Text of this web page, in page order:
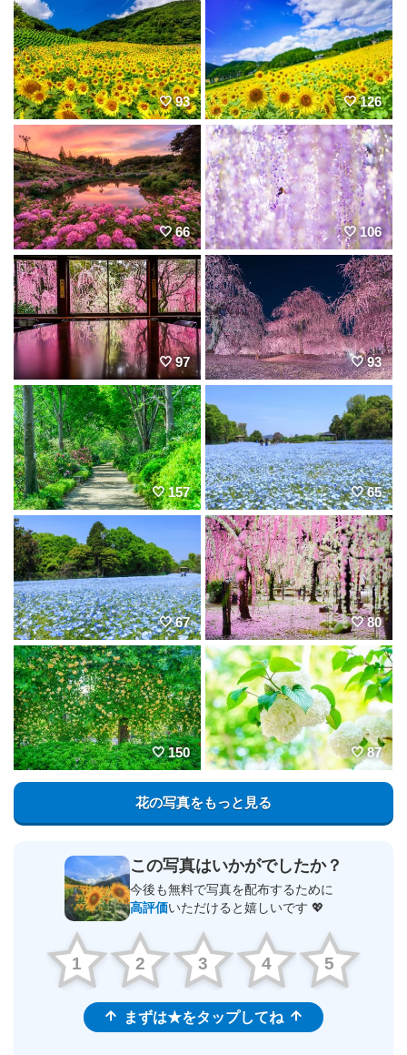
93 126
66 106
97 93
157 65
67 80
150 87
花の写真をもっと見る
この写真はいかがでしたか？
今後も無料で写真を配布するために
高評価いただけると嬉しいです 💖
1 2 3 4 5
まずは★をタップしてね